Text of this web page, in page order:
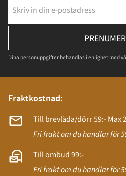
Dina personuppgifter behandlas i enlighet med
Fraktkostnad:
Till brevlåda/dörr 59:- Max
Fri frakt om du handlar för
Till ombud 99:-
Fri frakt om du handlar för